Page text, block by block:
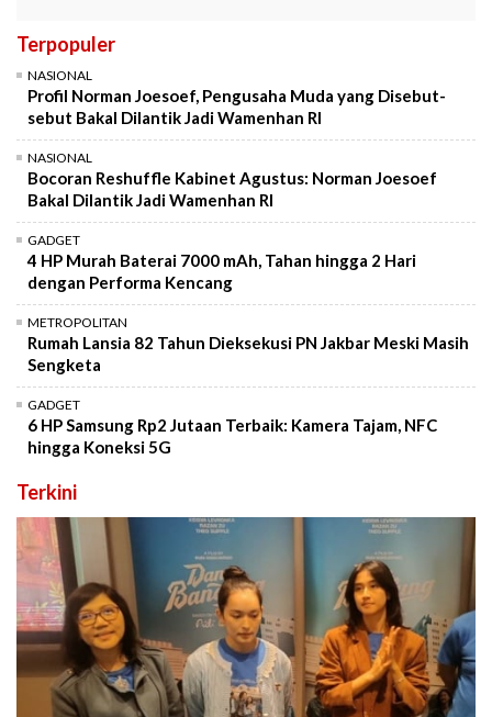
Terpopuler
NASIONAL
Profil Norman Joesoef, Pengusaha Muda yang Disebut-
sebut Bakal Dilantik Jadi Wamenhan RI
NASIONAL
Bocoran Reshuffle Kabinet Agustus: Norman Joesoef
Bakal Dilantik Jadi Wamenhan RI
GADGET
4 HP Murah Baterai 7000 mAh, Tahan hingga 2 Hari
dengan Performa Kencang
METROPOLITAN
Rumah Lansia 82 Tahun Dieksekusi PN Jakbar Meski Masih
Sengketa
GADGET
6 HP Samsung Rp2 Jutaan Terbaik: Kamera Tajam, NFC
hingga Koneksi 5G
Terkini